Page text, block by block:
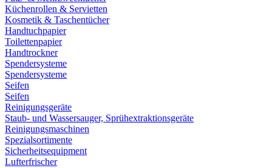
Küchenrollen & Servietten
Kosmetik & Taschentücher
Handtuchpapier
Toilettenpapier
Handtrockner
Spendersysteme
Spendersysteme
Seifen
Seifen
Reinigungsgeräte
Staub- und Wassersauger, Sprühextraktionsgeräte
Reinigungsmaschinen
Spezialsortimente
Sicherheitsequipment
Lufterfrischer